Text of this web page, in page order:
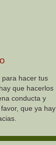
para hacer tus
que hacerlos
conducta y
que ya hay